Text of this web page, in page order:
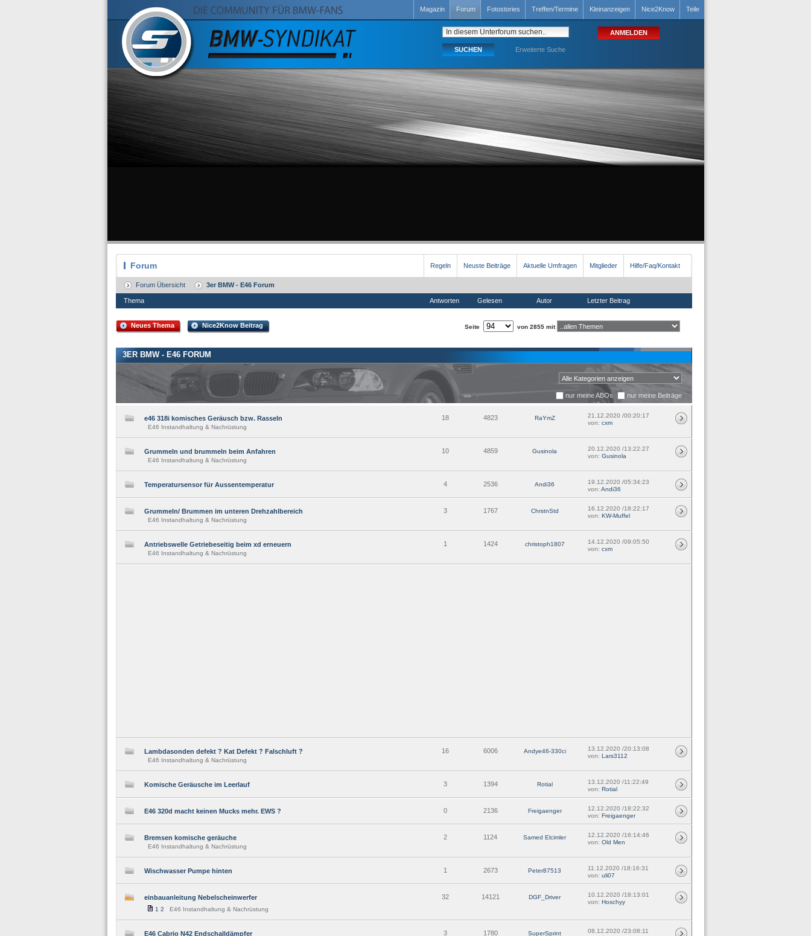
Magazin Forum Fotostories Treffen/Termine Kleinanzeigen Nice2Know Teile
Erweiterte Suche
Forum Regeln Neuste Beiträge Aktuelle Umfragen Mitglieder Hilfe/Faq/Kontakt
Forum Übersicht 3er BMW - E46 Forum
Thema Antworten Gelesen Autor Letzter Beitrag
Neues Thema Nice2Know Beitrag Seite von 2855 mit
3ER BMW - E46 FORUM
nur meine ABOs nur meine Beiträge
e46 318i komisches Geräusch bzw. Rasseln
E46 Instandhaltung & Nachrüstung
18 4823 RaYmZ
21.12.2020 /00:20:17
von: cxm
Grummeln und brummeln beim Anfahren
E46 Instandhaltung & Nachrüstung
10 4859 Gusinola
20.12.2020 /13:22:27
von: Gusinola
Temperatursensor für Aussentemperatur 4 2536 Andi36
19.12.2020 /05:34:23
von: Andi36
Grummeln/ Brummen im unteren Drehzahlbereich
E46 Instandhaltung & Nachrüstung
3 1767 ChrstnStd
16.12.2020 /18:22:17
von: KW-Muffel
Antriebswelle Getriebeseitig beim xd erneuern
E46 Instandhaltung & Nachrüstung
1 1424 christoph1807
14.12.2020 /09:05:50
von: cxm
Lambdasonden defekt ? Kat Defekt ? Falschluft ?
E46 Instandhaltung & Nachrüstung
16 6006 Andye46-330ci
13.12.2020 /20:13:08
von: Lars3112
Komische Geräusche im Leerlauf 3 1394 Rotial
13.12.2020 /11:22:49
von: Rotial
E46 320d macht keinen Mucks mehr. EWS ? 0 2136 Freigaenger
12.12.2020 /18:22:32
von: Freigaenger
Bremsen komische geräuche
E46 Instandhaltung & Nachrüstung
2 1124 Samed Elcimler
12.12.2020 /16:14:46
von: Old Men
Wischwasser Pumpe hinten 1 2673 Peter87513
11.12.2020 /18:16:31
von: uli07
einbauanleitung Nebelscheinwerfer
1 2 E46 Instandhaltung & Nachrüstung
32 14121 DGF_Driver
10.12.2020 /18:13:01
von: Hoschyy
E46 Cabrio N42 Endschalldämpfer 3 1780 SuperSprint
08.12.2020 /23:08:11